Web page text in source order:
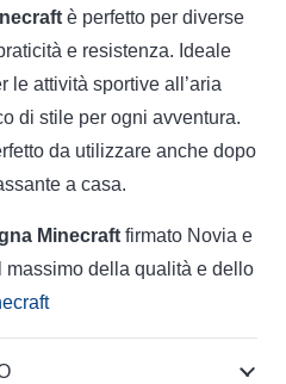
è perfetto per diverse
e resistenza. Ideale
le attività sportive all’aria
di stile per ogni avventura.
da utilizzare anche dopo
a casa.
Minecraft firmato Novia e
della qualità e dello